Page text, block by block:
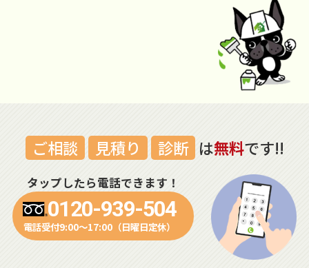
ご相談 見積り 診断 は無料です!!
タップしたら電話できます！
0120-939-504
電話受付9:00～17:00（日曜日定休）